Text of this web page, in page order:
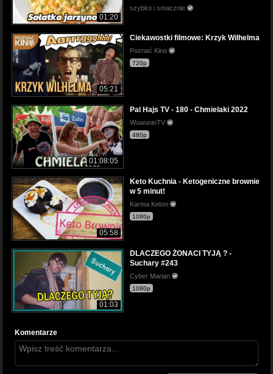
01:20
szybko i smacznie
05:21
Ciekawostki filmowe: Krzyk Wilhelma
Poznać Kino
720p
01:08:05
Pal Hajs TV - 180 - Chmielaki 2022
WuwunioTV
480p
05:58
Keto Kuchnia - Ketogeniczne brownie
w 5 minut!
Karma Keton
1080p
01:03
DLACZEGO ŻONACI TYJĄ ? -
Suchary #243
Cyber Marian
1080p
Komentarze